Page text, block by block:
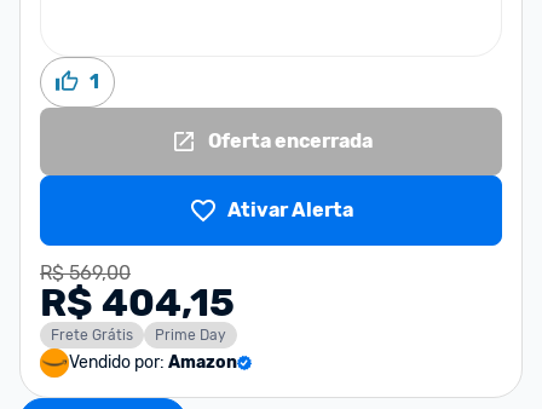
1
Oferta encerrada
Ativar Alerta
R$ 569,00
R$ 404,15
Frete Grátis Prime Day
Vendido por: Amazon